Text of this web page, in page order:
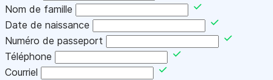
Nom de famille
Date de naissance
Numéro de passeport
Téléphone
Courriel